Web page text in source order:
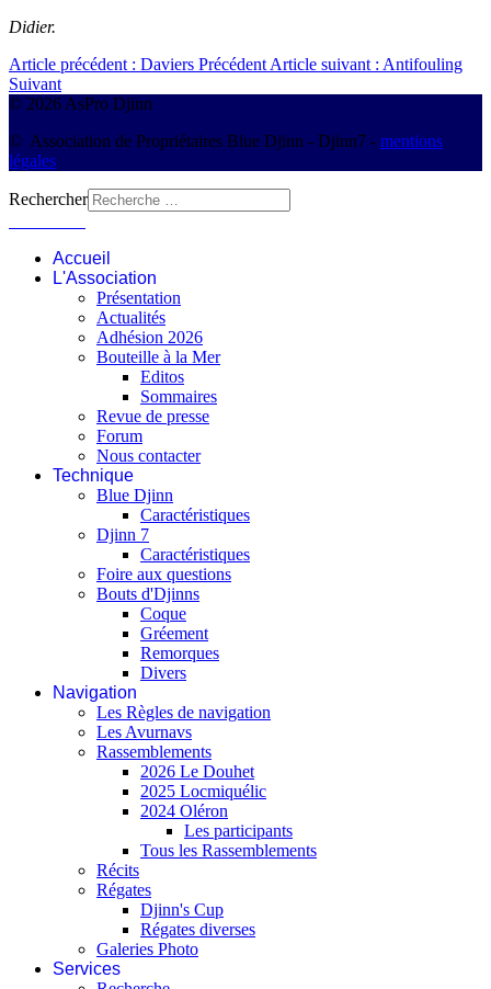
Didier.
Article précédent : Daviers Précédent Article suivant : Antifouling
Suivant
© 2026 AsPro Djinn
© Association de Propriétaires Blue Djinn - Djinn7 - mentions
légales
Rechercher
Accueil
L'Association
Présentation
Actualités
Adhésion 2026
Bouteille à la Mer
Editos
Sommaires
Revue de presse
Forum
Nous contacter
Technique
Blue Djinn
Caractéristiques
Djinn 7
Caractéristiques
Foire aux questions
Bouts d'Djinns
Coque
Gréement
Remorques
Divers
Navigation
Les Règles de navigation
Les Avurnavs
Rassemblements
2026 Le Douhet
2025 Locmiquélic
2024 Oléron
Les participants
Tous les Rassemblements
Récits
Régates
Djinn's Cup
Régates diverses
Galeries Photo
Services